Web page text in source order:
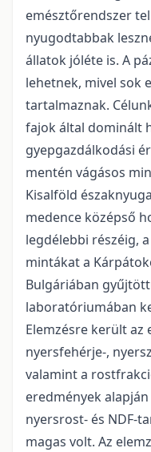
emésztőrendszer
nyugodtabbak
állatok jóléte is. A
lehetnek, mivel sok
tartalmaznak.
fajok által dominált
gyepgazdálkodási
mentén vágásos
Kisalföld
medence középső
legdélebbi részéig,
mintákat a
Bulgáriában
laboratóriumában
Elemzésre került az
nyersfehérje-,
valamint a
eredmények
nyersrost- és NDF-
magas volt. Az